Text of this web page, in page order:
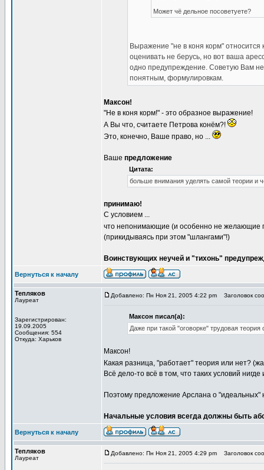
Может чё дельное посоветуете?
Выражение "не в коня корм" относится
оценивать не берусь, но вот ваша
одно предупреждение. Советую Вам
понятным, формулировкам.
Максон!
"Не в коня корм!" - это образное выражение!
А Вы что, считаете Петрова конём?!
Это, конечно, Ваше право, но ...
Ваше предложение
Цитата:
больше внимания уделять самой теории и
принимаю!
С условием ...
что непонимающие (и особенно не желающие
(прикидываясь при этом "шлангами"!)
Воинствующих неучей и "тихонь"
Вернуться к началу
Тепляков
Лауреат
Зарегистрирован:
19.09.2005
Сообщения: 554
Откуда: Харьков
Добавлено: Пн Ноя 21, 2005 4:22 pm Заголовок
Максон писал(а):
Даже при такой "оговорке" трудовая
Максон!
Какая разница, "работает" теория или нет?
Всё дело-то всё в том, что таких условий
Поэтому предложение Арслана о "идеальных"
Начальные условия всегда должны быть
Вернуться к началу
Тепляков
Лауреат
Добавлено: Пн Ноя 21, 2005 4:29 pm Заголовок